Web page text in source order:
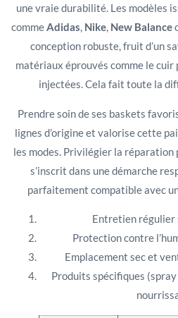
une vraie durabilité. Les modèles
commeAdidas, Nike, New Balance
conception robuste, fruit d’un
matériaux éprouvés comme le cuir
injectées. Cela fait toute la
Prendre soin de ses baskets
lignes d’origine et valorise cette
les modes. Privilégier la
s’inscrit dans une démarche
parfaitement compatible avec
Entretien régulier
Protection contre
Emplacement sec et
Produits spécifiques